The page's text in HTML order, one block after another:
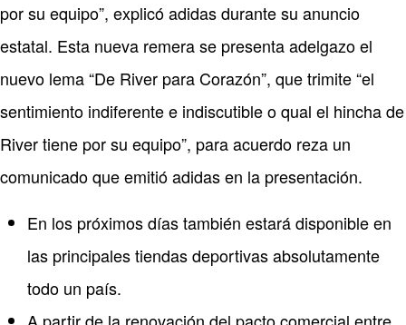
por su equipo”, explicó adidas durante su anuncio
estatal. Esta nueva remera se presenta adelgazo el
nuevo lema “De River para Corazón”, que trimite “el
sentimiento indiferente e indiscutible o qual el hincha de
River tiene por su equipo”, para acuerdo reza un
comunicado que emitió adidas en la presentación.
En los próximos días también estará disponible en
las principales tiendas deportivas absolutamente
todo un país.